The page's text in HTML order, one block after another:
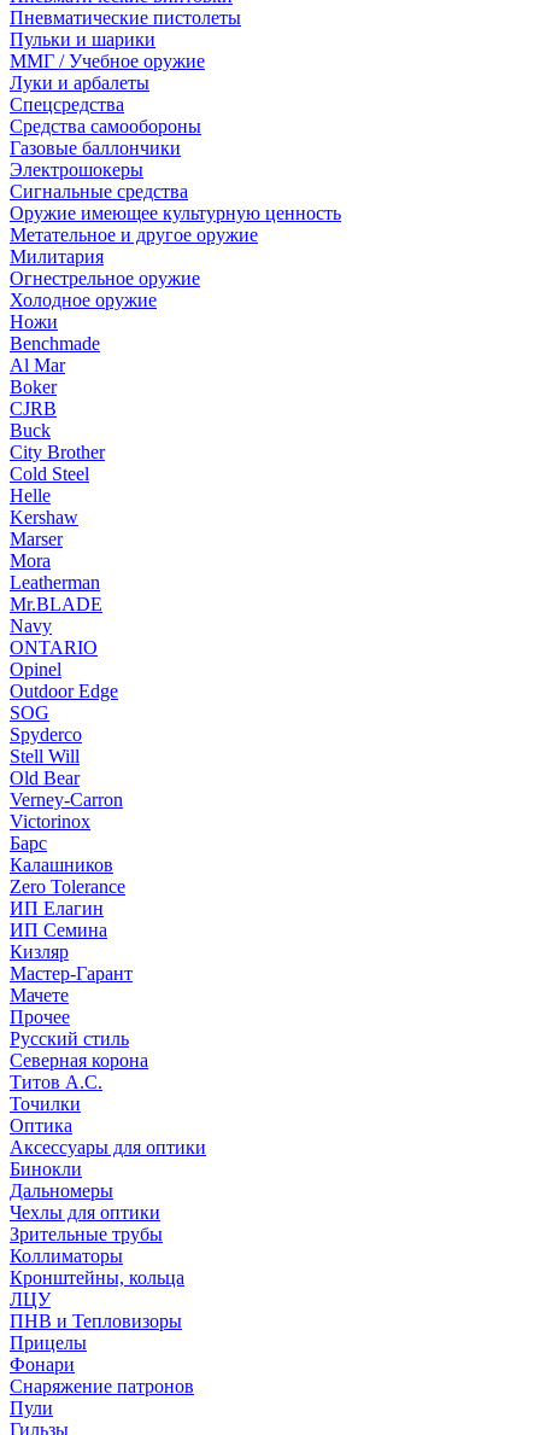
Пневматические пистолеты
Пульки и шарики
ММГ / Учебное оружие
Луки и арбалеты
Спецсредства
Средства самообороны
Газовые баллончики
Электрошокеры
Сигнальные средства
Оружие имеющее культурную ценность
Метательное и другое оружие
Милитария
Огнестрельное оружие
Холодное оружие
Ножи
Benchmade
Al Mar
Boker
CJRB
Buck
City Brother
Cold Steel
Helle
Kershaw
Marser
Mora
Leatherman
Mr.BLADE
Navy
ONTARIO
Opinel
Outdoor Edge
SOG
Spyderco
Stell Will
Old Bear
Verney-Carron
Victorinox
Барс
Калашников
Zero Tolerance
ИП Елагин
ИП Семина
Кизляр
Мастер-Гарант
Мачете
Прочее
Русский стиль
Северная корона
Титов А.С.
Точилки
Оптика
Аксессуары для оптики
Бинокли
Дальномеры
Чехлы для оптики
Зрительные трубы
Коллиматоры
Кронштейны, кольца
ЛЦУ
ПНВ и Тепловизоры
Прицелы
Фонари
Снаряжение патронов
Пули
Гильзы